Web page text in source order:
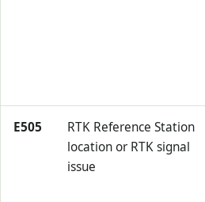
E505
RTK Reference Station
location or RTK signal
issue